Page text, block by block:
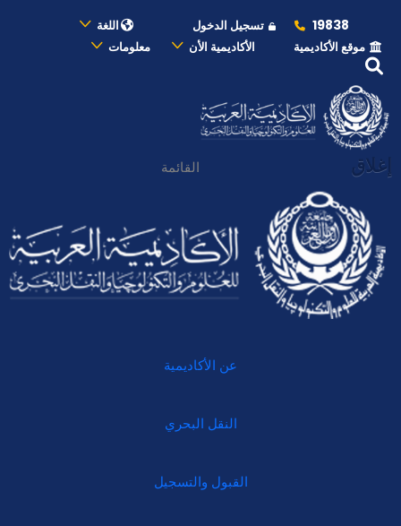
19838 تسجيل الدخول
اللغة
موقع الأكاديمية
الأكاديمية الأن معلومات
إغلاق القائمة
عن الأكاديمية
النقل البحري
القبول والتسجيل